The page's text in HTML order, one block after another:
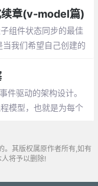
续章(v-model篇)
组件状态同步的最佳
我们希望自己创建的
件驱动的架构设计。
模型，也就是为每个
。其版权属原作者所有,如有
将予以删除!